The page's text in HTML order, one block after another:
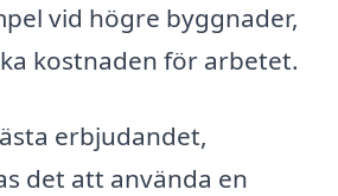
vid högre byggnader,
kostnaden för arbetet.
erbjudandet,
det att använda en